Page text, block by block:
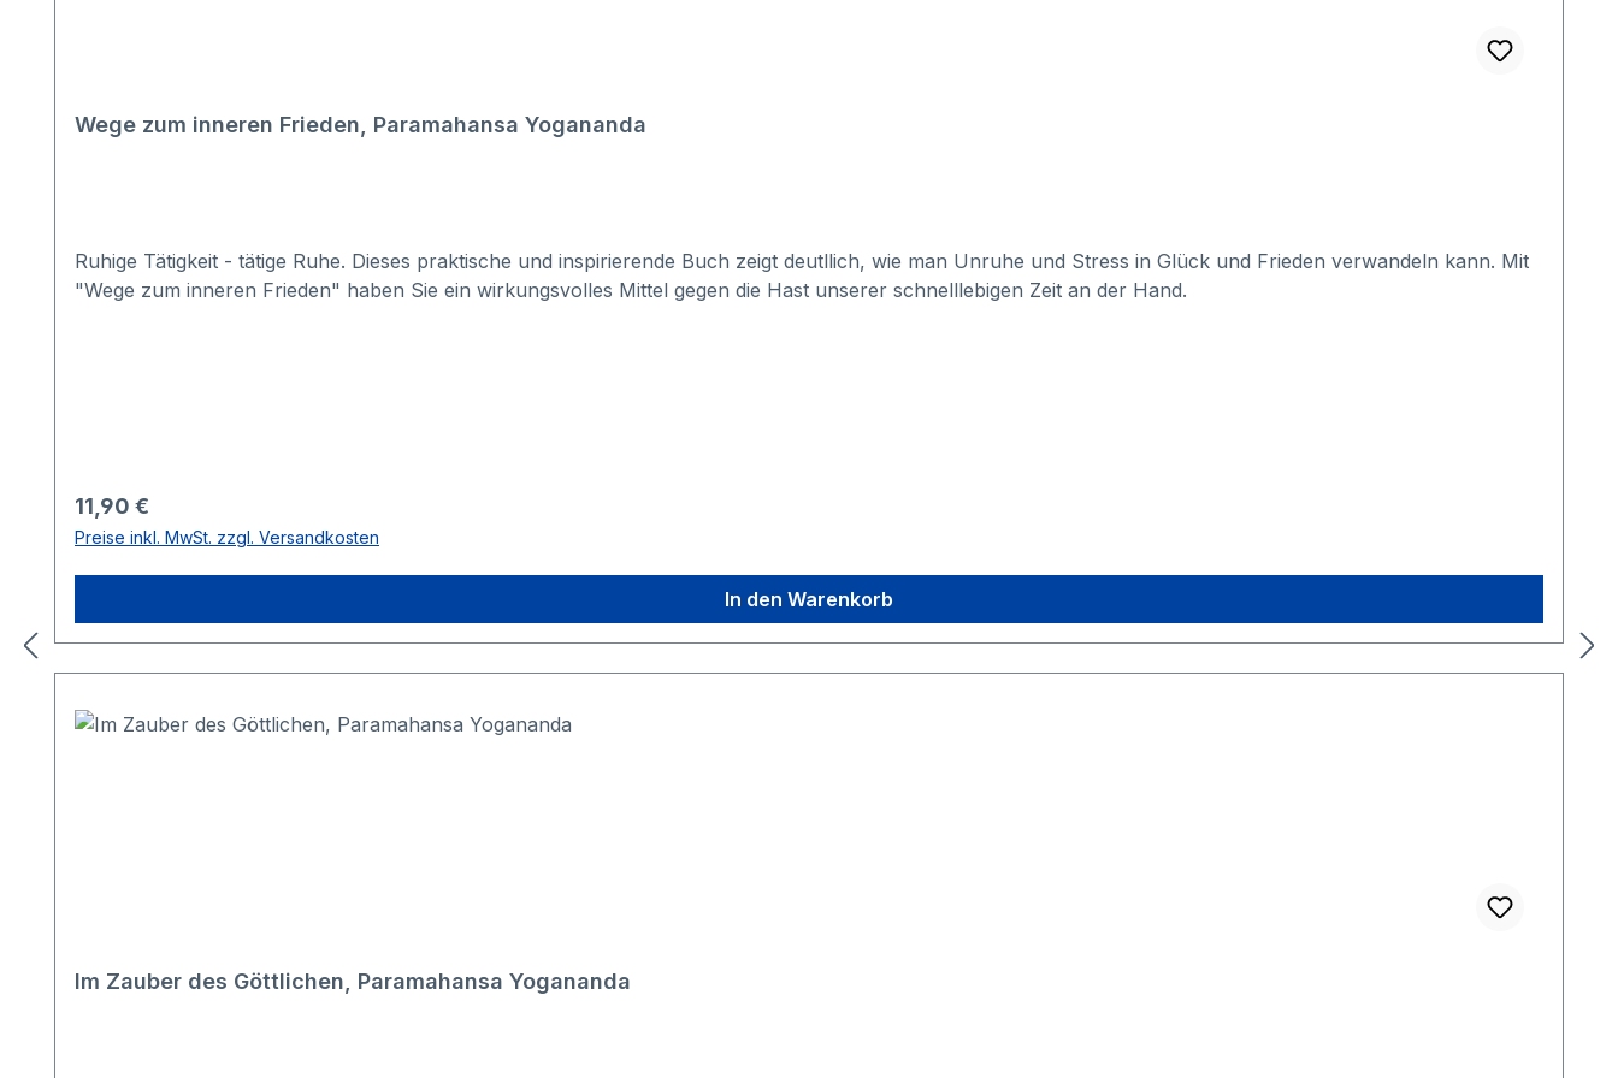
Wege zum inneren Frieden, Paramahansa Yogananda
Ruhige Tätigkeit - tätige Ruhe. Dieses praktische und inspirierende Buch zeigt deutllich, wie man Unruhe und Stress in Glück und Frieden verwandeln kann. Mit
"Wege zum inneren Frieden" haben Sie ein wirkungsvolles Mittel gegen die Hast unserer schnelllebigen Zeit an der Hand.
Regulärer Preis:
11,90 €
Preise inkl. MwSt. zzgl. Versandkosten
In den Warenkorb
Im Zauber des Göttlichen, Paramahansa Yogananda